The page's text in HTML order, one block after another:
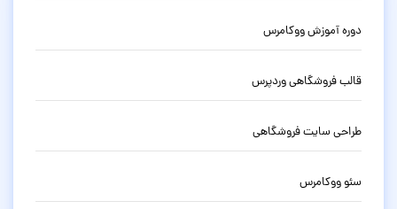
دوره آموزش ووکامرس
قالب فروشگاهی وردپرس
طراحی سایت فروشگاهی
سئو ووکامرس